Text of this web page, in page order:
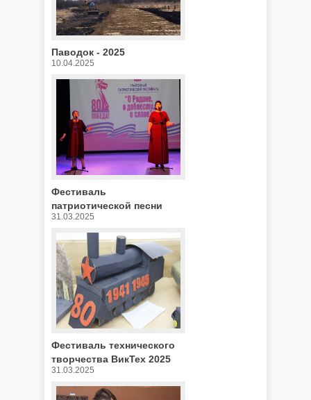
Паводок - 2025
10.04.2025
Фестиваль
патриотической песни
31.03.2025
Фестиваль технического
творчества ВикТех 2025
31.03.2025